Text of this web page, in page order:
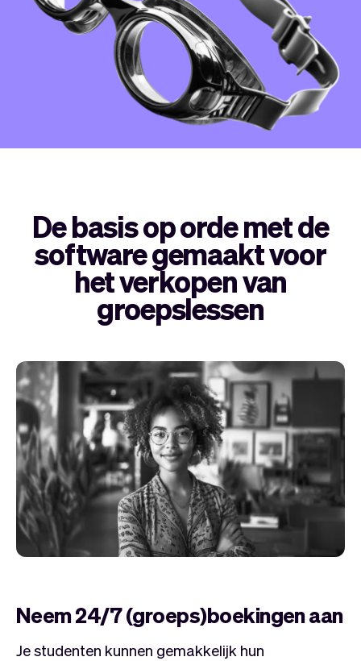
De basis op orde met de
software gemaakt voor
het verkopen van
groepslessen
Neem 24/7 (groeps)boekingen aan
Je studenten kunnen gemakkelijk hun